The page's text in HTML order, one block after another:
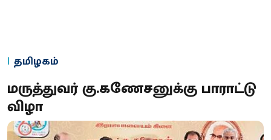
தமிழகம்
மருத்துவர் கு.கணேசனுக்கு பாராட்டு
விழா